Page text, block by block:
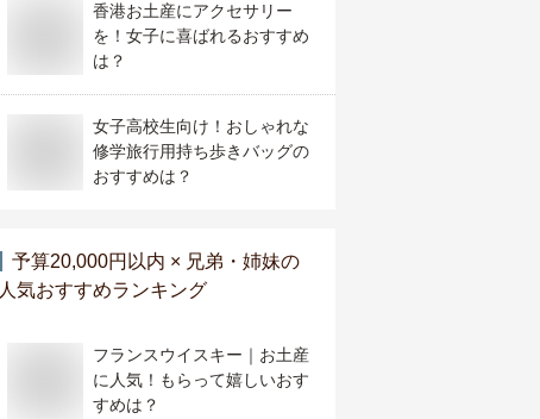
香港お土産にアクセサリー
を！女子に喜ばれるおすすめ
は？
女子高校生向け！おしゃれな
修学旅行用持ち歩きバッグの
おすすめは？
予算20,000円以内 × 兄弟・姉妹の
人気おすすめランキング
フランスウイスキー｜お土産
に人気！もらって嬉しいおす
すめは？